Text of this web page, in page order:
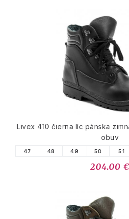
Livex 410 čierna líc pánska
obuv
47 48 49 50 51
204.00 €